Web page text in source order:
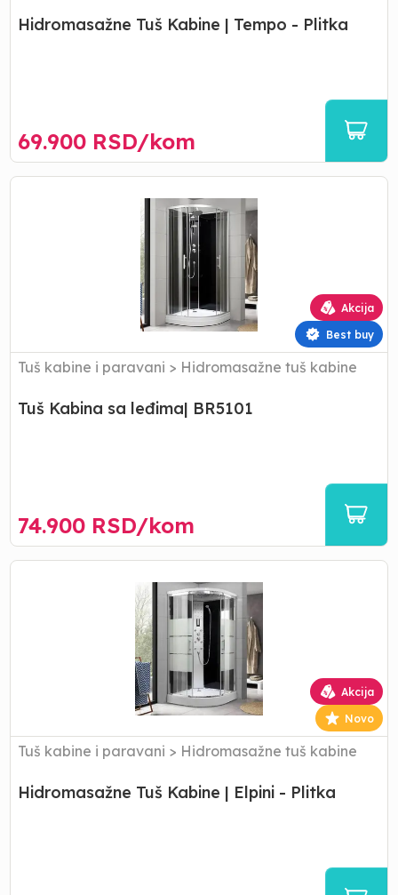
Hidromasažne Tuš Kabine | Tempo - Plitka
69.900 RSD/kom
Tuš
Akcija
Best buy
Tuš kabine i paravani > Hidromasažne tuš kabine
Tuš Kabina sa leđima| BR5101
74.900 RSD/kom
Hidromasažne
Akcija
Novo
Tuš kabine i paravani > Hidromasažne tuš kabine
Hidromasažne Tuš Kabine | Elpini - Plitka